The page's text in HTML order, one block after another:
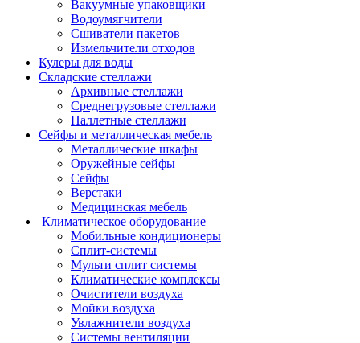
Вакуумные упаковщики
Водоумягчители
Сшиватели пакетов
Измельчители отходов
Кулеры для воды
Складские стеллажи
Архивные стеллажи
Среднегрузовые стеллажи
Паллетные стеллажи
Сейфы и металлическая мебель
Металлические шкафы
Оружейные сейфы
Сейфы
Верстаки
Медицинская мебель
Климатическое оборудование
Мобильные кондиционеры
Сплит-системы
Мульти сплит системы
Климатические комплексы
Очистители воздуха
Мойки воздуха
Увлажнители воздуха
Системы вентиляции